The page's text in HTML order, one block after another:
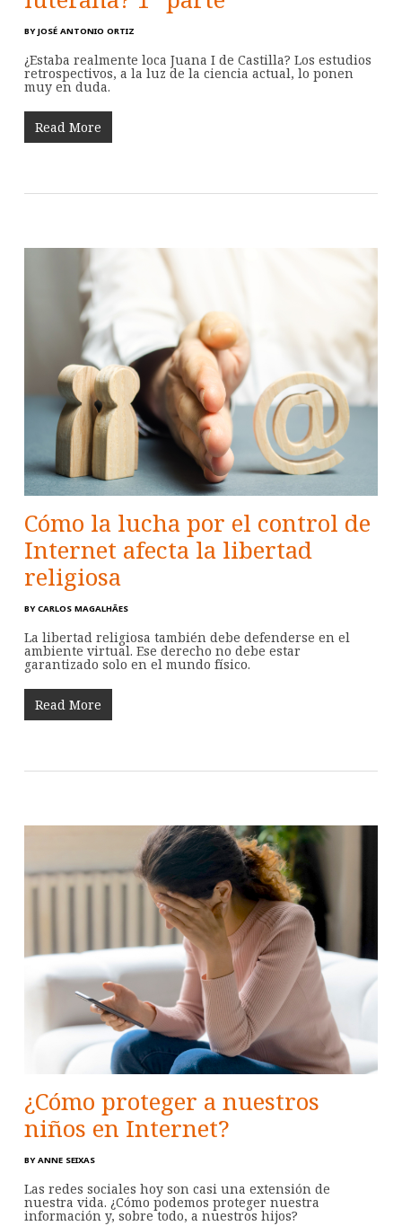
BY JOSÉ ANTONIO ORTIZ
¿Estaba realmente loca Juana I de Castilla? Los estudios
retrospectivos, a la luz de la ciencia actual, lo ponen
muy en duda.
Read More
Cómo la lucha por el control de
Internet afecta la libertad
religiosa
BY CARLOS MAGALHÃES
La libertad religiosa también debe defenderse en el
ambiente virtual. Ese derecho no debe estar
garantizado solo en el mundo físico.
Read More
¿Cómo proteger a nuestros
niños en Internet?
BY ANNE SEIXAS
Las redes sociales hoy son casi una extensión de
nuestra vida. ¿Cómo podemos proteger nuestra
información y, sobre todo, a nuestros hijos?